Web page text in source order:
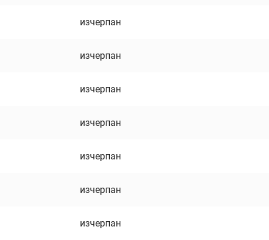
изчерпан
изчерпан
изчерпан
изчерпан
изчерпан
изчерпан
изчерпан